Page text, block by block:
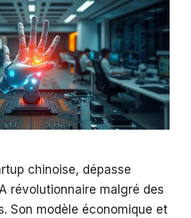
chinoise, dépasse
révolutionnaire malgré des
Son modèle économique et